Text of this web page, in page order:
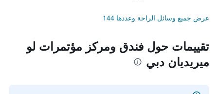
عرض جميع وسائل الراحة وعددها 144
تقييمات حول فندق ومركز مؤتمرات لو
ميريديان دبي